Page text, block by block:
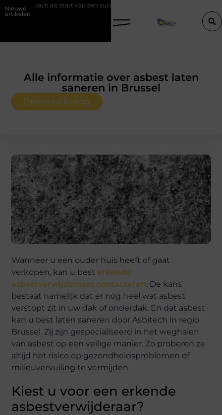
Nieuwe
artikelen
van een succesvolle verkoop Goed onderhoud loont altijd bij de
Alle informatie over asbest laten
saneren in Brussel
Dienstverlening
Wanneer u een ouder huis heeft of gaat
verkopen, kan u best erkende
asbestverwijderaars contacteren. De kans
bestaat namelijk dat er nog heel wat asbest
verstopt zit in uw dak of onderdak. En dat asbest
kan u best laten saneren door Asbitech in regio
Brussel. Zij zijn gespecialiseerd in het weghalen
van asbest op een veilige manier. Zo proberen ze
altijd het risico op gezondheidsproblemen of
milieuvervuiling te vermijden.
Kiest u voor een erkende
asbestverwijderaar?